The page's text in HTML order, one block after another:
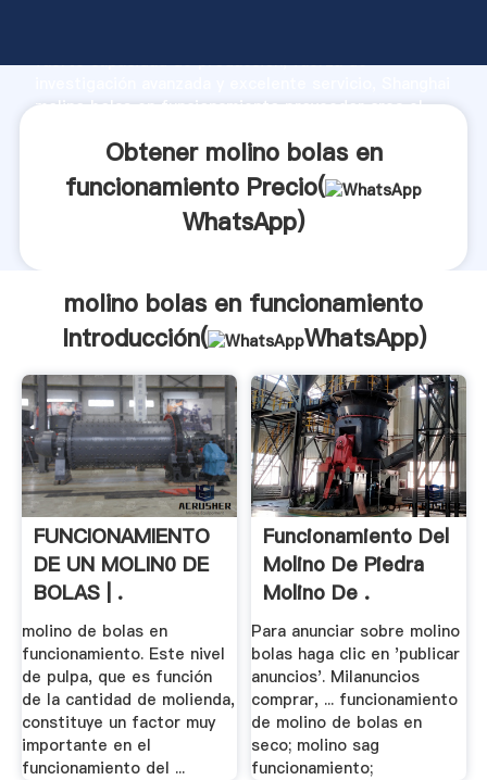
fuerte capacidad de producción, fuerza de
molino bolas en funcionamiento proveedor crea el
Obtener molino bolas en
funcionamiento Precio(
WhatsApp)
molino bolas en funcionamiento
Introducción(
WhatsApp)
FUNCIONAMIENTO
DE UN MOLIN0 DE
BOLAS | .
molino de bolas en
funcionamiento. Este nivel
de pulpa, que es función
de la cantidad de molienda,
constituye un factor muy
importante en el
funcionamiento del ...
Funcionamiento Del
Molino De Piedra
Molino De .
Para anunciar sobre molino
bolas haga clic en 'publicar
anuncios'. Milanuncios
comprar, ... funcionamiento
de molino de bolas en
seco; molino sag
funcionamiento;